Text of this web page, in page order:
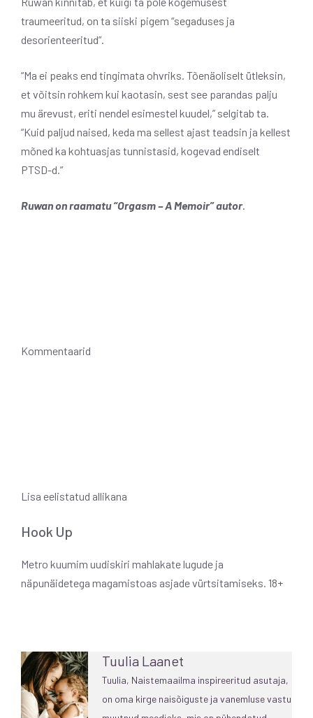
traumeeritud, on ta siiski pigem “segaduses ja
desorienteeritud”.
“Ma ei peaks end tingimata ohvriks. Tõenäoliselt ütleksin,
et võitsin rohkem kui kaotasin, sest see parandas palju
mu ärevust, eriti nendel esimestel kuudel,” selgitab ta.
“Kuid paljud naised, keda ma sellest ajast teadsin ja kellest
mõned ka kohtuasjas tunnistasid, kogevad endiselt
PTSD-d.”
Ruwan on raamatu “Orgasm – A Memoir” autor.
Kommentaarid
Lisa eelistatud allikana
Hook Up
Metro kuumim uudiskiri mahlakate lugude ja
näpunäidetega magamistoas asjade vürtsitamiseks. 18+
Tuulia Laanet
Tuulia, Naistemaailma inspireeritud asutaja,
on oma kirge naisõiguste ja vanemluse vastu